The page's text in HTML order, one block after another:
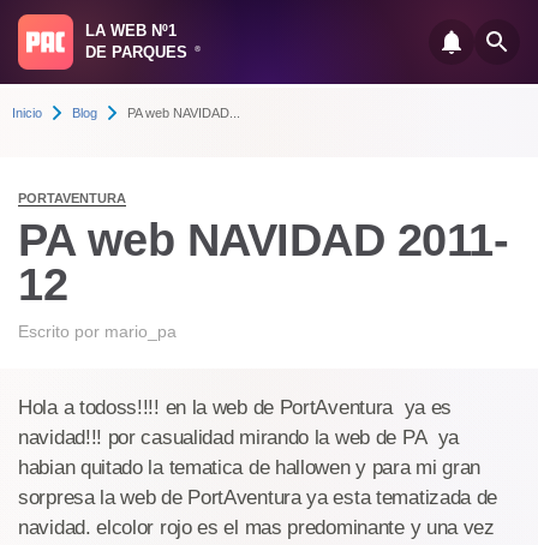
LA WEB Nº1
DE PARQUES
®
Inicio Blog PA web NAVIDAD...
PORTAVENTURA
PA web NAVIDAD 2011-
12
Escrito por mario_pa
Hola a todoss!!!! en la web de PortAventura ya es
navidad!!! por casualidad mirando la web de PA ya
habian quitado la tematica de hallowen y para mi gran
sorpresa la web de PortAventura ya esta tematizada de
navidad. elcolor rojo es el mas predominante y una vez